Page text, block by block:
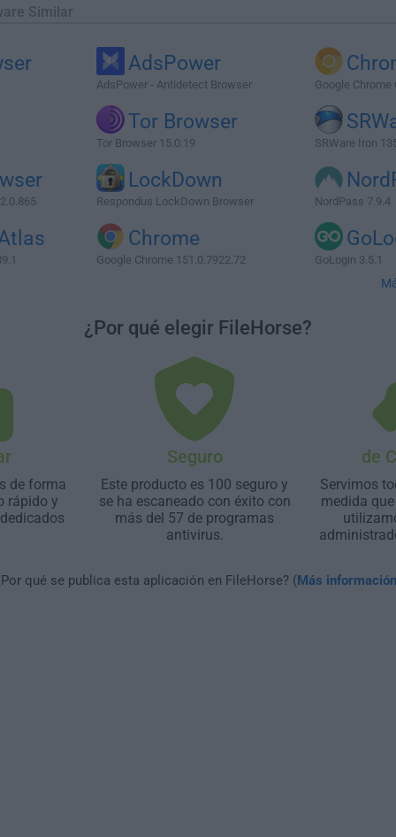
Similar
AdsPower
AdsPower - Antidetect Browser Google Chrome
Tor Browser
Tor Browser 15.0.19 SRWare Iron
LockDown
Respondus LockDown Browser NordPass 7.9.4
Chrome
Google Chrome 151.0.7922.72 GoLogin 3.5.1
¿Por qué elegir FileHorse?
de forma
rápido y
Seguro
Este producto es 100 seguro y
se ha escaneado con éxito con
más del 57 de programas
antivirus.
de
Servimos
medida
qué se publica esta aplicación en FileHorse? (Más información